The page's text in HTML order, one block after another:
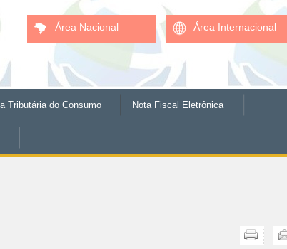
Área Nacional Área Internacional
Tributária do Consumo Nota Fiscal Eletrônica
Enviar